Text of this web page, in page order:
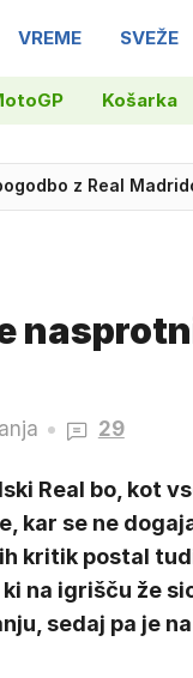
VREME SVEŽE
Košarka
z Real
29
Real bo, kot
kar se ne
kritik postal
na igrišču že
sedaj pa je